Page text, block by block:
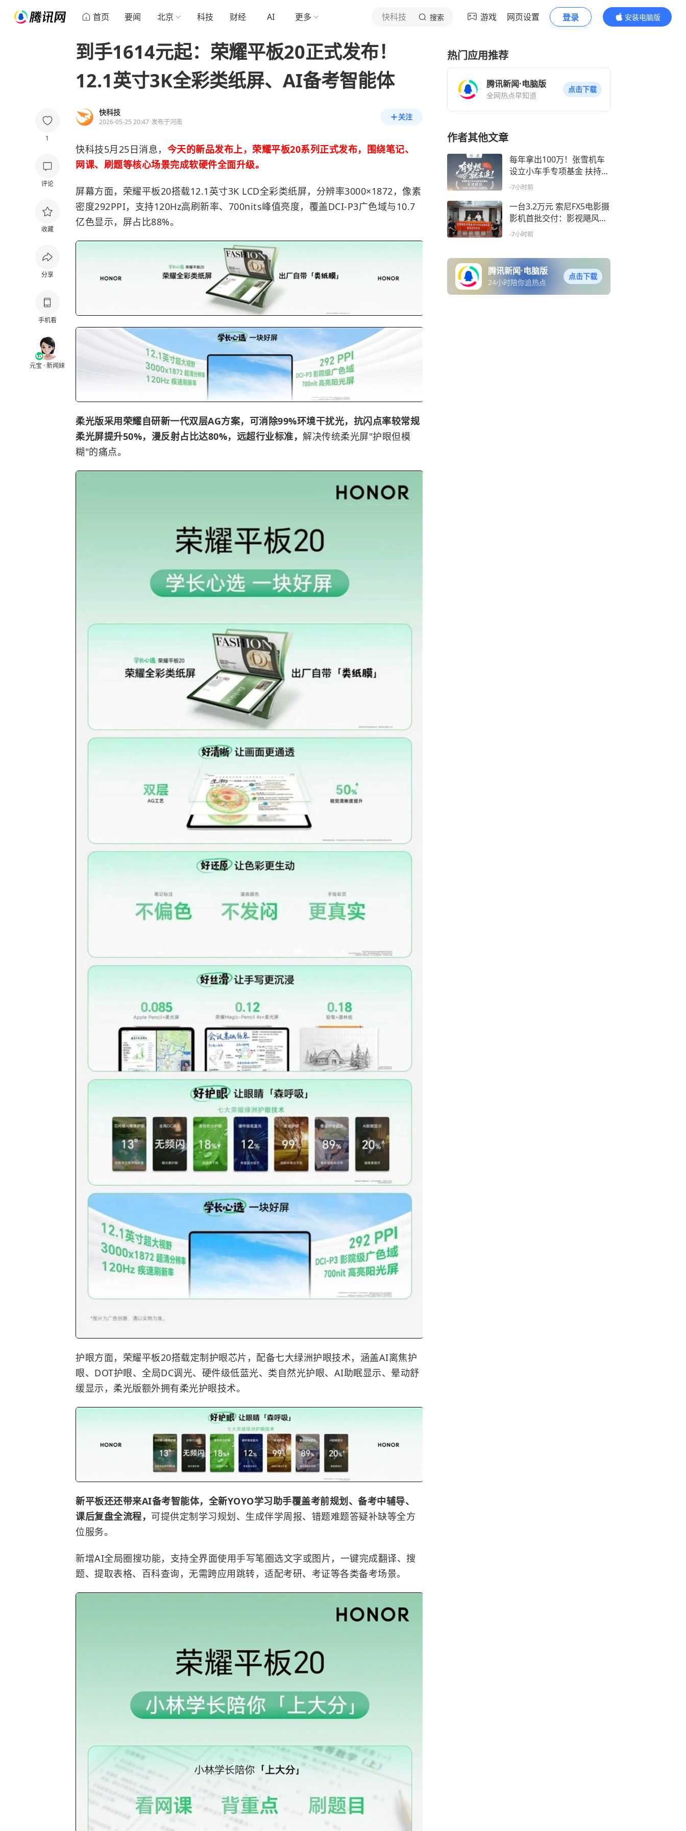
首页 要闻 北京 科技 财经 AI 更多 快科技 搜索 游戏 网页设置 登录
安装电脑版
内容更精彩
1
评论
收藏
分享
手机看
元宝 · 新闻妹
到手1614元起：荣耀平板20正式发布！
12.1英寸3K全彩类纸屏、AI备考智能体
快科技
2026-05-25 20:47 发布于河南
关注
快科技5月25日消息， 今天的新品发布上，荣耀平板20系列正式发布，围绕笔记、
网课、刷题等核心场景完成软硬件全面升级。
屏幕方面，荣耀平板20搭载12.1英寸3K LCD全彩类纸屏，分辨率3000×1872，像素
密度292PPI，支持120Hz高刷新率、700nits峰值亮度，覆盖DCI-P3广色域与10.7
亿色显示，屏占比88%。
柔光版采用荣耀自研新一代双层AG方案，可消除99%环境干扰光，抗闪点率较常规
柔光屏提升50%，漫反射占比达80%，远超行业标准， 解决传统柔光屏"护眼但模
糊"的痛点。
护眼方面，荣耀平板20搭载定制护眼芯片，配备七大绿洲护眼技术，涵盖AI离焦护
眼、DOT护眼、全局DC调光、硬件级低蓝光、类自然光护眼、AI助眠显示、晕动舒
缓显示，柔光版额外拥有柔光护眼技术。
新平板还还带来AI备考智能体，全新YOYO学习助手覆盖考前规划、备考中辅导、
课后复盘全流程， 可提供定制学习规划、生成伴学周报、错题难题答疑补缺等全方
位服务。
新增AI全局圈搜功能，支持全界面使用手写笔圈选文字或图片，一键完成翻译、搜
题、提取表格、百科查询，无需跨应用跳转，适配考研、考证等各类备考场景。
热门应用推荐
腾讯新闻·电脑版
全网热点早知道
点击下载
作者其他文章
每年拿出100万！张雪机车
设立小车手专项基金 扶持11
至16岁中国籍青少年车手
-7小时前
一台3.2万元 索尼FX5电影摄
影机首批交付：影视飓风买
了8台
-7小时前
腾讯新闻·电脑版
24小时陪你追热点
点击下载